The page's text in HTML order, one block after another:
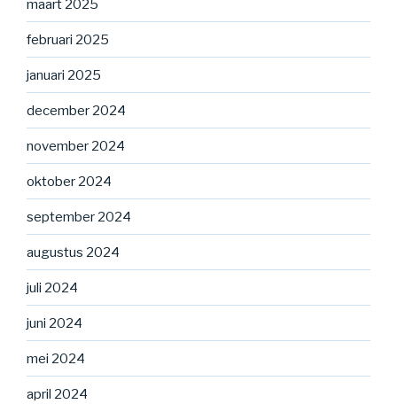
maart 2025
februari 2025
januari 2025
december 2024
november 2024
oktober 2024
september 2024
augustus 2024
juli 2024
juni 2024
mei 2024
april 2024